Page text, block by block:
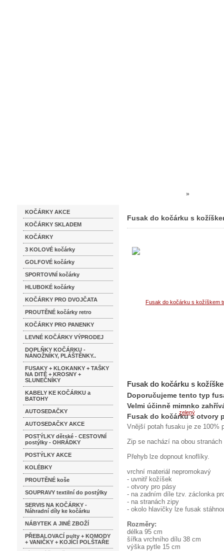
KOČÁRKY AKCE
KOČÁRKY SKLADEM
KOČÁRKY
3 KOLOVÉ kočárky
GOLFOVÉ kočárky
SPORTOVNÍ kočárky
HLUBOKÉ kočárky
KOČÁRKY PRO DVOJČATA
PROUTĚNÉ kočárky retro
KOČÁRKY PRO PANENKY
LEVNÉ KOČÁRKY VÝPRODEJ
DOPLŇKY KOČÁRKU -
NÁNOŽNÍKY, PLÁŠTĚNKY..
FUSAKY + KLOKANKY + TAŠKY
NA DITĚ + KROSNY +
SLUNEČNÍKY
KABELY KE KOČÁRKU a
BATOHY
AUTOSEDAČKY
AUTOSEDAČKY AKCE
POSTÝLKY dětské - CESTOVNÍ
postýlky - OHRÁDKY
POSTÝLKY AKCE
KOLÉBKY
PROUTĚNÉ koše
SOUPRAVY textilní do postýlky
SERVIS NA KOČÁRKY -
Náhradní díly ke kočárku
NÁBYTEK A JINÉ ZBOŽÍ
PŘEBALOVACÍ pulty + KOMODY
+ VANIČKY + KOJÍCÍ POLŠTAŘE
»
SLUNEČNÍKY»Fusak do
Fusak do kočárku s
Fusak do kočárku s
Doporučujeme tento typ
Velmi účinně mimnko
Fusak do kočárku s otvory
Vnější potah fusaku je ze 100%
Zip se nachází na obou
Přehyb lze dopnout knoflíky.
vrchní materiál nepromokavý
- uvnitř kožíšek
- otvory pro pásy
- na zadním díle tzv. záclonka
- na stranách zipy
- okolo hlavičky lze fusak
Rozměry:
délka 95 cm
šířka vrchního dílu 38 cm
výška pytle 15 cm